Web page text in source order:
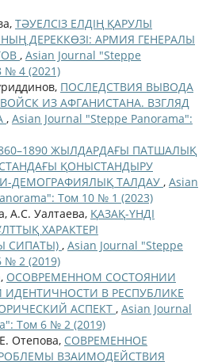
ТӘУЕЛСІЗ ЕЛДІҢ ҚАРУЛЫ
ДЕРЕККӨЗІ: АРМИЯ ГЕНЕРАЛЫ
, Asian Journal "Steppe
№ 4 (2021)
ПОСЛЕДСТВИЯ ВЫВОДА
ИЗ АФГАНИСТАНА. ВЗГЛЯД
, Asian Journal "Steppe Panorama":
ЖЫЛДАРДАҒЫ ПАТШАЛЫҚ
ҚОНЫСТАНДЫРУ
ДЕМОГРАФИЯЛЫҚ ТАЛДАУ , Asian
Том 10 № 1 (2023)
А.С. Уалтаева, ҚАЗАҚ-ҮНДІ
ХАРАКТЕРІ
СИПАТЫ) , Asian Journal "Steppe
№ 2 (2019)
ОСОВРЕМЕННОМ СОСТОЯНИИ
В РЕСПУБЛИКЕ
АСПЕКТ , Asian Journal
Том 6 № 2 (2019)
Отепова, СОВРЕМЕННОЕ
ВЗАИМОДЕЙСТВИЯ